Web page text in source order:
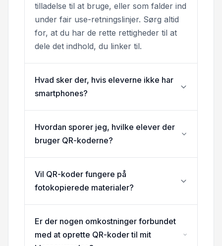
tilladelse til at bruge, eller som falder ind
under fair use-retningslinjer. Sørg altid
for, at du har de rette rettigheder til at
dele det indhold, du linker til.
Hvad sker der, hvis eleverne ikke har
smartphones?
Hvordan sporer jeg, hvilke elever der
bruger QR-koderne?
Vil QR-koder fungere på
fotokopierede materialer?
Er der nogen omkostninger forbundet
med at oprette QR-koder til mit